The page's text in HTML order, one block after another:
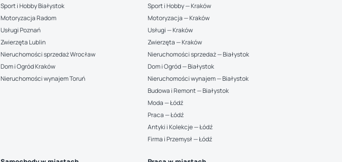
Sport i Hobby Białystok
Motoryzacja Radom
Usługi Poznań
Zwierzęta Lublin
Nieruchomości sprzedaż Wrocław
Dom i Ogród Kraków
Nieruchomości wynajem Toruń
Sport i Hobby — Kraków
Motoryzacja — Kraków
Usługi — Kraków
Zwierzęta — Kraków
Nieruchomości sprzedaż — Białystok
Dom i Ogród — Białystok
Nieruchomości wynajem — Białystok
Budowa i Remont — Białystok
Moda — Łódź
Praca — Łódź
Antyki i Kolekcje — Łódź
Firma i Przemysł — Łódź